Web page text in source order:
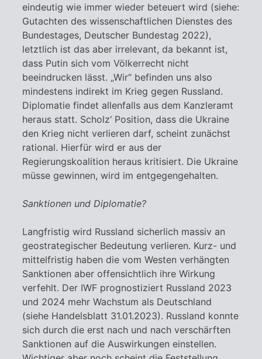
eindeutig wie immer wieder beteuert wird (siehe:
Gutachten des wissenschaftlichen Dienstes des
Bundestages, Deutscher Bundestag 2022),
letztlich ist das aber irrelevant, da bekannt ist,
dass Putin sich vom Völkerrecht nicht
beeindrucken lässt. „Wir“ befinden uns also
mindestens indirekt im Krieg gegen Russland.
Diplomatie findet allenfalls aus dem Kanzleramt
heraus statt. Scholz‘ Position, dass die Ukraine
den Krieg nicht verlieren darf, scheint zunächst
rational. Hierfür wird er aus der
Regierungskoalition heraus kritisiert. Die Ukraine
müsse gewinnen, wird im entgegengehalten.
Sanktionen und Diplomatie?
Langfristig wird Russland sicherlich massiv an
geostrategischer Bedeutung verlieren. Kurz- und
mittelfristig haben die vom Westen verhängten
Sanktionen aber offensichtlich ihre Wirkung
verfehlt. Der IWF prognostiziert Russland 2023
und 2024 mehr Wachstum als Deutschland
(siehe Handelsblatt 31.01.2023). Russland konnte
sich durch die erst nach und nach verschärften
Sanktionen auf die Auswirkungen einstellen.